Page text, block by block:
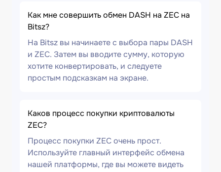
Как мне совершить обмен DASH на ZEC на
Bitsz?
На Bitsz вы начинаете с выбора пары DASH
и ZEC. Затем вы вводите сумму, которую
хотите конвертировать, и следуете
простым подсказкам на экране.
Каков процесс покупки криптовалюты
ZEC?
Процесс покупки ZEC очень прост.
Используйте главный интерфейс обмена
нашей платформы, где вы можете видеть